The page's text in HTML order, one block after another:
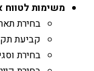
משימות לטווח ארוך (6-12
בחירת
קביעת
בחירת